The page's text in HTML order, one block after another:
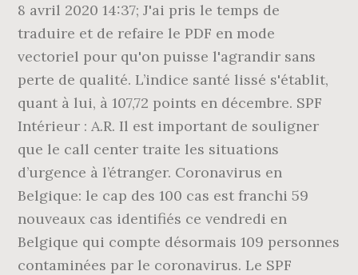
8 avril 2020 14:37; J'ai pris le temps de
traduire et de refaire le PDF en mode
vectoriel pour qu'on puisse l'agrandir sans
perte de qualité. L’indice santé lissé s'établit,
quant à lui, à 107,72 points en décembre. SPF
Intérieur : A.R. Il est important de souligner
que le call center traite les situations
d’urgence à l’étranger. Coronavirus en
Belgique: le cap des 100 cas est franchi 59
nouveaux cas identifiés ce vendredi en
Belgique qui compte désormais 109 personnes
contaminées par le coronavirus. Le SPF